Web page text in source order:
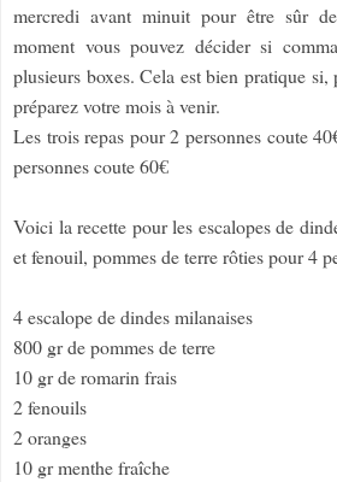
mercredi avant minuit pour être sûr
moment vous pouvez décider si
plusieurs boxes. Cela est bien pratique
préparez votre mois à venir.
Les trois repas pour 2 personnes coute
personnes coute 60€
Voici la recette pour les escalopes de
et fenouil, pommes de terre rôties pour 4
4 escalope de dindes milanaises
800 gr de pommes de terre
10 gr de romarin frais
2 fenouils
2 oranges
10 gr menthe fraîche